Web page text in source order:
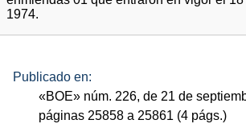
1974.
Publicado en:
«BOE» núm. 226, de 21 de
páginas 25858 a 25861 (4 págs.)